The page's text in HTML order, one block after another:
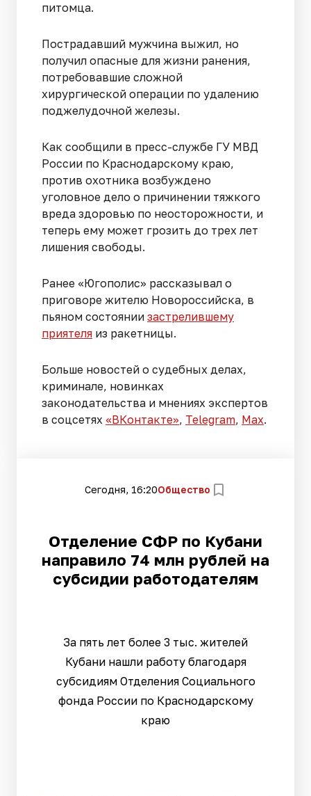
питомца.
Пострадавший мужчина выжил, но
получил опасные для жизни ранения,
потребовавшие сложной
хирургической операции по удалению
поджелудочной железы.
Как сообщили в пресс-службе ГУ МВД
России по Краснодарскому краю,
против охотника возбуждено
уголовное дело о причинении тяжкого
вреда здоровью по неосторожности, и
теперь ему может грозить до трех лет
лишения свободы.
Ранее «Югополис» рассказывал о
приговоре жителю Новороссийска, в
пьяном состоянии застрелившему
приятеля из ракетницы.
Больше новостей о судебных делах,
криминале, новинках
законодательства и мнениях экспертов
в соцсетях «ВКонтакте», Telegram, Мах.
Сегодня, 16:20Общество
Отделение СФР по Кубани
направило 74 млн рублей на
субсидии работодателям
За пять лет более 3 тыс. жителей
Кубани нашли работу благодаря
субсидиям Отделения Социального
фонда России по Краснодарскому
краю